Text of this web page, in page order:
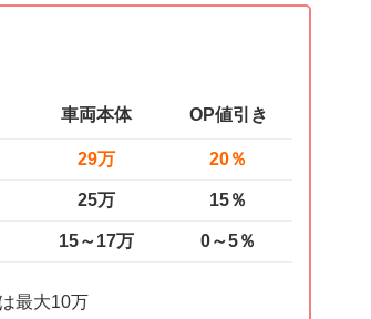
車両本体 OP値引き
29万 20％
25万 15％
15～17万 0～5％
最大10万